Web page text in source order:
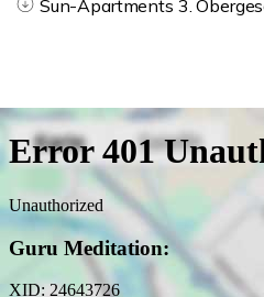
Sun-Apartments 3.